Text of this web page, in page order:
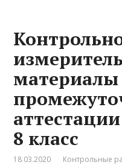
материалы
8 класс
18.03.2020 Контрольные